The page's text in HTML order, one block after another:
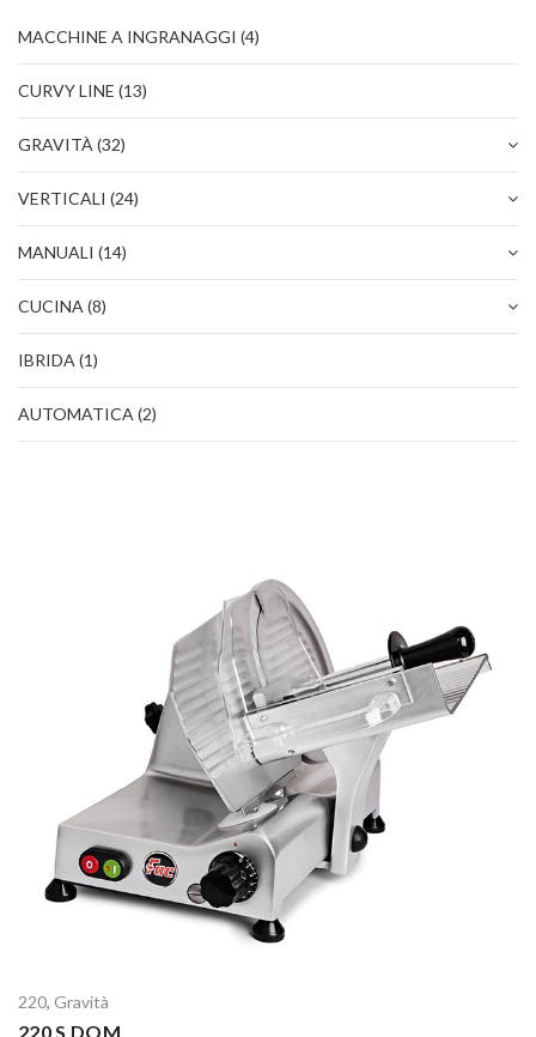
CERTIFICAZIONI
CONTATTI
NOVITÀ SANIFICAZIONE
MACCHINE A INGRANAGGI (4)
CURVY LINE (13)
GRAVITÀ (32)
VERTICALI (24)
MANUALI (14)
CUCINA (8)
IBRIDA (1)
AUTOMATICA (2)
220, Gravità
220 S DOM